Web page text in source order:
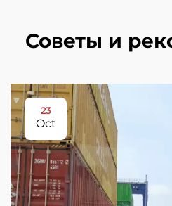
Советы и
23
Oct